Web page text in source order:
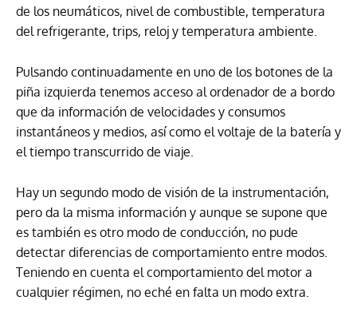
de los neumáticos, nivel de combustible, temperatura
del refrigerante, trips, reloj y temperatura ambiente.
Pulsando continuadamente en uno de los botones de la
piña izquierda tenemos acceso al ordenador de a bordo
que da información de velocidades y consumos
instantáneos y medios, así como el voltaje de la batería y
el tiempo transcurrido de viaje.
Hay un segundo modo de visión de la instrumentación,
pero da la misma información y aunque se supone que
es también es otro modo de conducción, no pude
detectar diferencias de comportamiento entre modos.
Teniendo en cuenta el comportamiento del motor a
cualquier régimen, no eché en falta un modo extra.